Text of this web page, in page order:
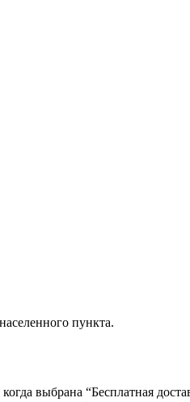
пункта.
выбрана “Бесплатная